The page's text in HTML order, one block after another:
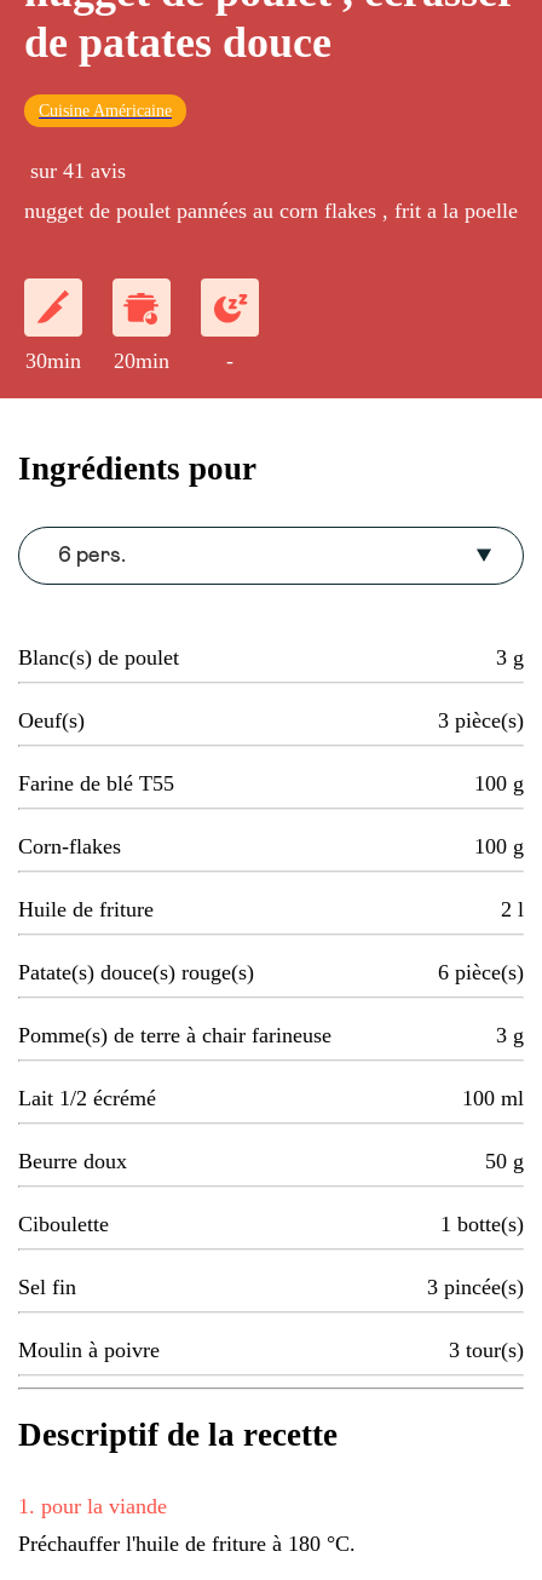
de patates douce
Cuisine Américaine
sur 41 avis
nugget de poulet pannées au corn flakes , frit a la poelle
30min 20min -
Ingrédients pour
6 pers.
Blanc(s) de poulet 3 g
Oeuf(s) 3 pièce(s)
Farine de blé T55 100 g
Corn-flakes 100 g
Huile de friture 2 l
Patate(s) douce(s) rouge(s) 6 pièce(s)
Pomme(s) de terre à chair farineuse 3 g
Lait 1/2 écrémé 100 ml
Beurre doux 50 g
Ciboulette 1 botte(s)
Sel fin 3 pincée(s)
Moulin à poivre 3 tour(s)
Descriptif de la recette
1 . pour la viande
Préchauffer l'huile de friture à 180 °C.